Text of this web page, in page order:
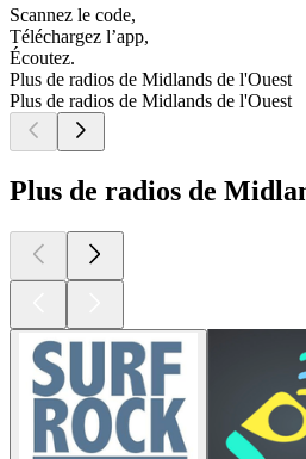
Scannez le code,
Téléchargez l’app,
Écoutez.
Plus de radios de Midlands de l'Ouest
Plus de radios de Midlands de l'Ouest
Plus de radios de